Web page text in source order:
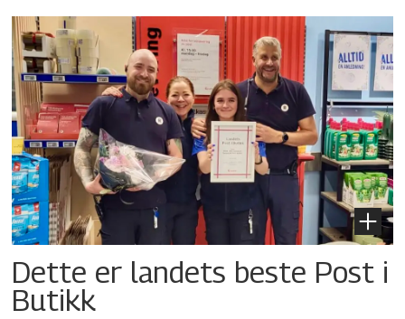
Dette er landets beste Post i
Butikk